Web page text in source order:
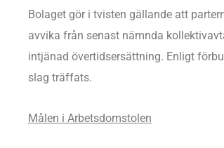
Bolaget gör i tvisten gällande att
avvika från senast nämnda
intjänad övertidsersättning. Enligt
slag träffats.
Målen i Arbetsdomstolen